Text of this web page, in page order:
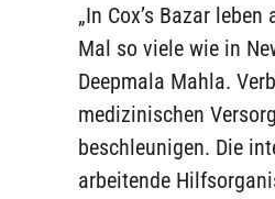
„In Cox’s Bazar
Mal so viele wie in
Deepmala Mahla.
medizinischen
beschleunigen. Die
arbeitende